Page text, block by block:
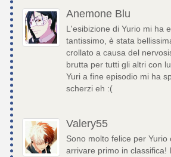
Anemone Blu
L'esibizione di Yurio mi ha
tantissimo, è stata
crollato a causa del
brutta per tutti gli altri con
Yuri a fine episodio mi ha
scherzi eh :(
Valery55
Sono molto felice per Yurio
arrivare primo in classifica!